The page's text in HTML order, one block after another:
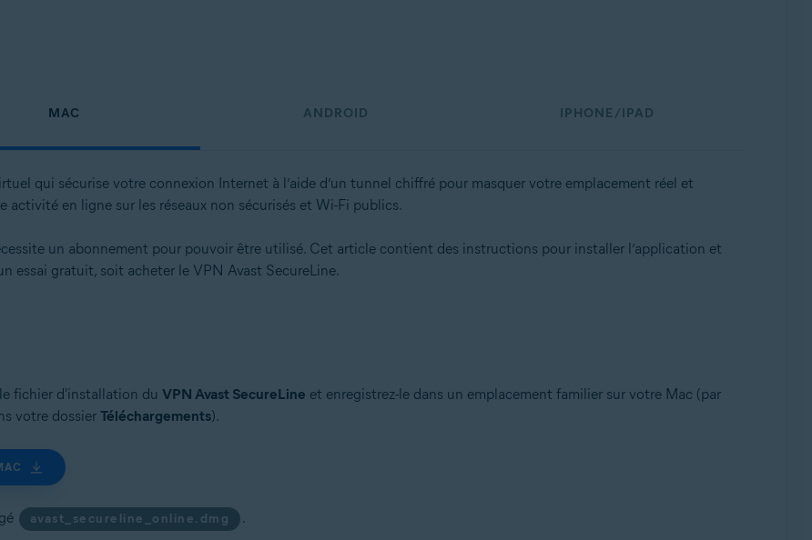
MAC ANDROID IPHONE/IPAD
qui sécurise votre connexion Internet à l’aide d’un tunnel chiffré pour masquer votre emplacement réel et
activité en ligne sur les réseaux non sécurisés et Wi-Fi publics.
un abonnement pour pouvoir être utilisé. Cet article contient des instructions pour installer l’application et
essai gratuit, soit acheter le VPN Avast SecureLine.
fichier d'installation du VPN Avast SecureLine et enregistrez-le dans un emplacement familier sur votre Mac (par
votre dossier Téléchargements).
avast_secureline_online.dmg .